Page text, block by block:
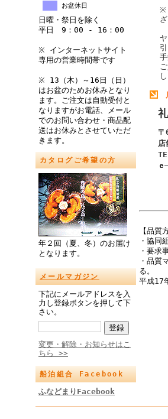
お盆休日
日曜・祭日を除く
平日 9：00 - 16：00
※ インターネットサイト
専用の営業時間帯です
※ 13（木）～16日（日）
はお盆のためお休みとなり
ます。ご注文は自動受付と
なりますがお電話、メール
でのお問い合わせ・商品配
送はお休みとさせていただ
きます。
カタログご希望の方
年２回（夏、冬）のお届け
となります。
メールマガジン
下記にメールアドレスを入
力し登録ボタンを押して下
さい。
変更・解除・お知らせはこ
ちら >>
船泊組合 Facebook
ふなどまりFacebook
※
〒
【品質
・協同
・要求
・品質
る。
平成17